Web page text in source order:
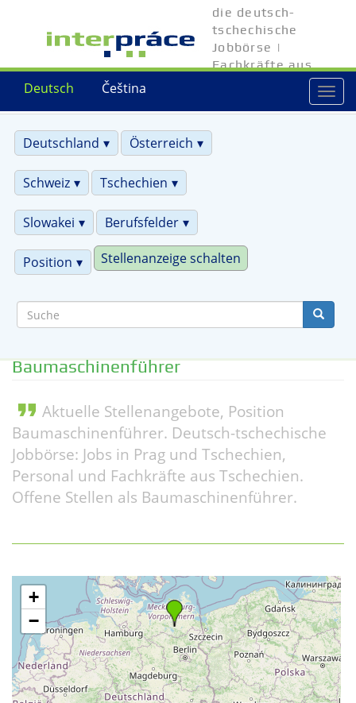
Čeština
Deutsch
die deutsch-
tschechische
Jobbörse |
Fachkräfte aus
Tschechien
Deutschland
Österreich
Schweiz Tschechien
Slowakei Berufsfelder
Position Stellenanzeige schalten
Baumaschinenführer
format_quote Aktuelle Stellenangebote, Position
Baumaschinenführer. Deutsch-tschechische
Jobbörse: Jobs in Prag und Tschechien,
Personal und Fachkräfte aus Tschechien.
Offene Stellen als Baumaschinenführer.
+
−